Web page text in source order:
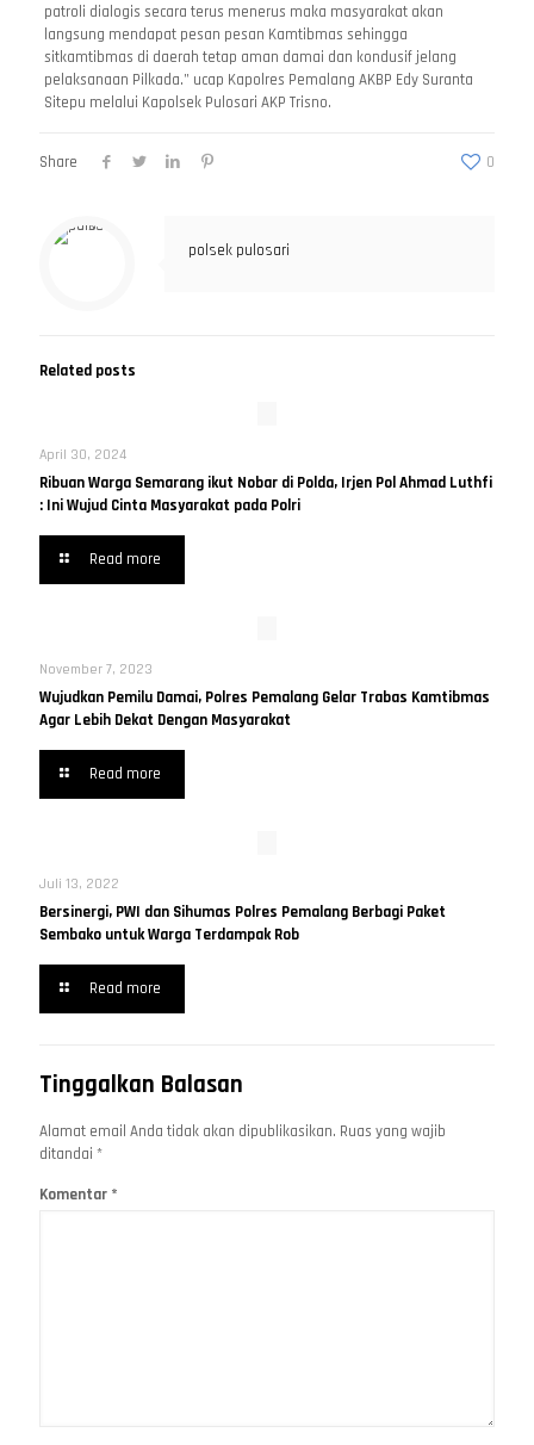
patroli dialogis secara terus menerus maka masyarakat akan
langsung mendapat pesan pesan Kamtibmas sehingga
sitkamtibmas di daerah tetap aman damai dan kondusif jelang
pelaksanaan Pilkada.” ucap Kapolres Pemalang AKBP Edy Suranta
Sitepu melalui Kapolsek Pulosari AKP Trisno.
Share 0
polsek pulosari
Related posts
April 30, 2024
Ribuan Warga Semarang ikut Nobar di Polda, Irjen Pol Ahmad Luthfi
: Ini Wujud Cinta Masyarakat pada Polri
Read more
November 7, 2023
Wujudkan Pemilu Damai, Polres Pemalang Gelar Trabas Kamtibmas
Agar Lebih Dekat Dengan Masyarakat
Read more
Juli 13, 2022
Bersinergi, PWI dan Sihumas Polres Pemalang Berbagi Paket
Sembako untuk Warga Terdampak Rob
Read more
Tinggalkan Balasan
Alamat email Anda tidak akan dipublikasikan. Ruas yang wajib
ditandai *
Komentar *